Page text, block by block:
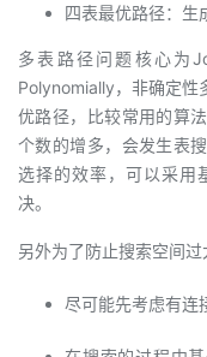
四表最优路径：生
多表路径问题核心为
Polynomially，非确定性
优路径，比较常用的算
个数的增多，会发生表
选择的效率，可以采用
决。
另外为了防止搜索空间过
尽可能先考虑有连